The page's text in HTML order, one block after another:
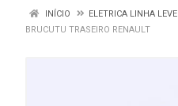
INÍCIO ELETRICA LINHA LEVE
BRUCUTU TRASEIRO RENAULT